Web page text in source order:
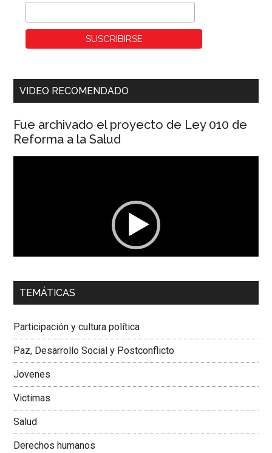
VIDEO RECOMENDADO
Fue archivado el proyecto de Ley 010 de
Reforma a la Salud
00:00 01:04
Colombiana
TEMÁTICAS
Participación y cultura política
Paz, Desarrollo Social y Postconflicto
Jovenes
Victimas
Salud
Derechos humanos